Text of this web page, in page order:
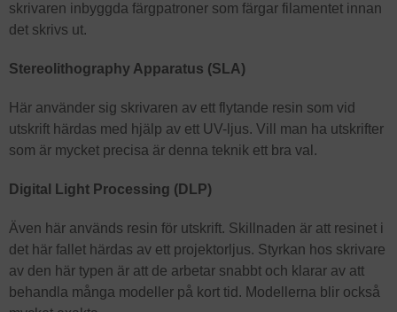
skrivaren inbyggda färgpatroner som färgar filamentet innan
det skrivs ut.
Stereolithography Apparatus (SLA)
Här använder sig skrivaren av ett flytande resin som vid
utskrift härdas med hjälp av ett UV-ljus. Vill man ha utskrifter
som är mycket precisa är denna teknik ett bra val.
Digital Light Processing (DLP)
Även här används resin för utskrift. Skillnaden är att resinet i
det här fallet härdas av ett projektorljus. Styrkan hos skrivare
av den här typen är att de arbetar snabbt och klarar av att
behandla många modeller på kort tid. Modellerna blir också